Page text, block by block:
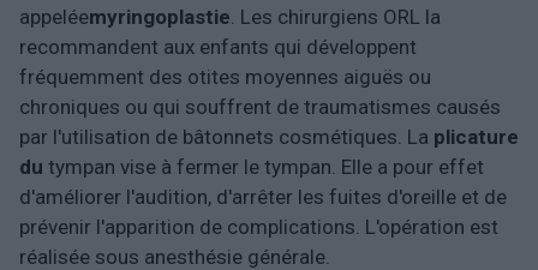
appeléemyringoplastie. Les chirurgiens ORL la
recommandent aux enfants qui développent
fréquemment des otites moyennes aiguës ou
chroniques ou qui souffrent de traumatismes causés
par l'utilisation de bâtonnets cosmétiques. La plicature
du tympan vise à fermer le tympan. Elle a pour effet
d'améliorer l'audition, d'arrêter les fuites d'oreille et de
prévenir l'apparition de complications. L'opération est
réalisée sous anesthésie générale.